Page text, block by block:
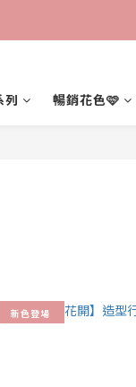
列 暢銷花色🩷
新色登場